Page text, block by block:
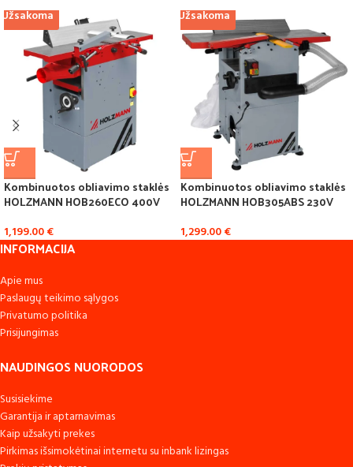
Užsakoma
Kombinuotos obliavimo staklės
HOLZMANN HOB260ECO 400V
1,199.00€
Užsakoma
Kombinuotos obliavimo staklės
HOLZMANN HOB305ABS 230V
1,299.00€
INFORMACIJA
Apie mus
Paslaugų teikimo sąlygos
Privatumo politika
Prisijungimas
NAUDINGOS NUORODOS
Susisiekime
Garantija ir aptarnavimas
Kaip užsakyti prekes
Pirkimas išsimokėtinai internetu su inbank lizingas